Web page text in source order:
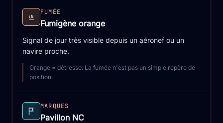
FUMÉE
Fumigène orange
Signal de jour très visible depuis un aéronef ou un
navire proche.
Orange = détresse. La fumée n'est pas un simple repère de
position.
MARQUES
Pavillon NC